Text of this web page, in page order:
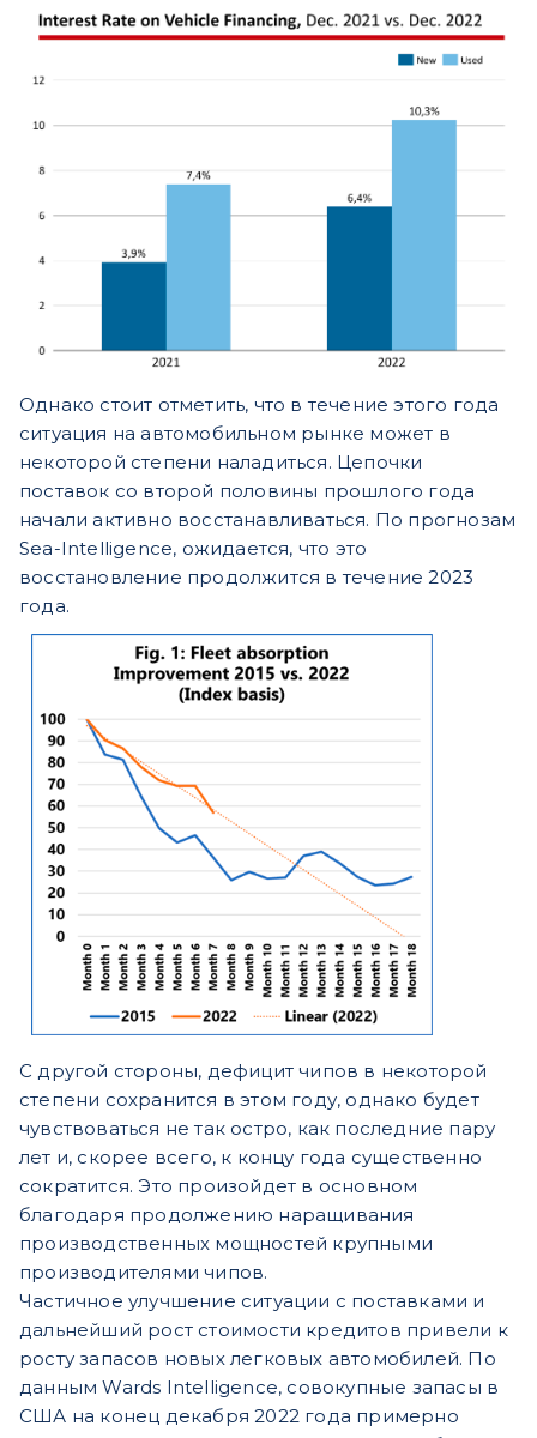
Однако стоит отметить, что в течение этого года
ситуация на автомобильном рынке может в
некоторой степени наладиться. Цепочки
поставок со второй половины прошлого года
начали активно восстанавливаться. По прогнозам
Sea-Intelligence, ожидается, что это
восстановление продолжится в течение 2023
года.
С другой стороны, дефицит чипов в некоторой
степени сохранится в этом году, однако будет
чувствоваться не так остро, как последние пару
лет и, скорее всего, к концу года существенно
сократится. Это произойдет в основном
благодаря продолжению наращивания
производственных мощностей крупными
производителями чипов.
Частичное улучшение ситуации с поставками и
дальнейший рост стоимости кредитов привели к
росту запасов новых легковых автомобилей. По
данным Wards Intelligence, совокупные запасы в
США на конец декабря 2022 года примерно